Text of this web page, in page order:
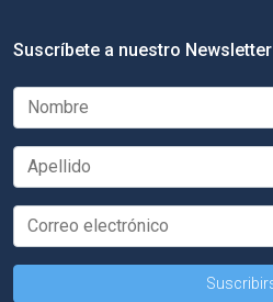
Suscríbete a nuestro Newsletter